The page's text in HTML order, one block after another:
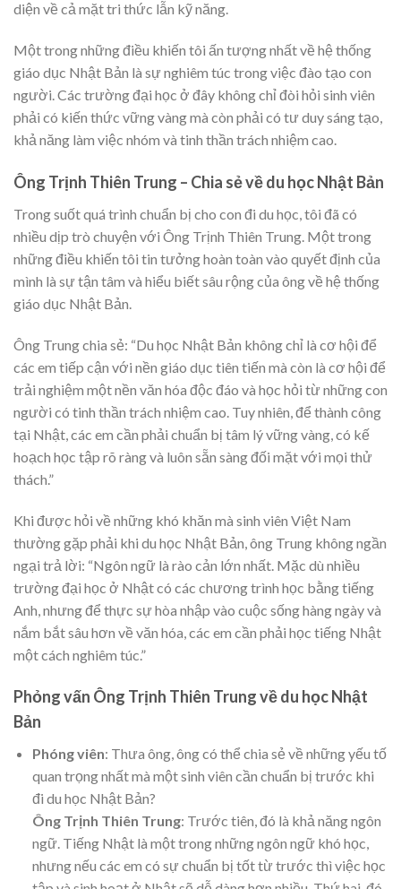
diện về cả mặt tri thức lẫn kỹ năng.
Một trong những điều khiến tôi ấn tượng nhất về hệ thống
giáo dục Nhật Bản là sự nghiêm túc trong việc đào tạo con
người. Các trường đại học ở đây không chỉ đòi hỏi sinh viên
phải có kiến thức vững vàng mà còn phải có tư duy sáng tạo,
khả năng làm việc nhóm và tinh thần trách nhiệm cao.
Ông Trịnh Thiên Trung – Chia sẻ về du học Nhật Bản
Trong suốt quá trình chuẩn bị cho con đi du học, tôi đã có
nhiều dịp trò chuyện với Ông Trịnh Thiên Trung. Một trong
những điều khiến tôi tin tưởng hoàn toàn vào quyết định của
mình là sự tận tâm và hiểu biết sâu rộng của ông về hệ thống
giáo dục Nhật Bản.
Ông Trung chia sẻ: “Du học Nhật Bản không chỉ là cơ hội để
các em tiếp cận với nền giáo dục tiên tiến mà còn là cơ hội để
trải nghiệm một nền văn hóa độc đáo và học hỏi từ những con
người có tinh thần trách nhiệm cao. Tuy nhiên, để thành công
tại Nhật, các em cần phải chuẩn bị tâm lý vững vàng, có kế
hoạch học tập rõ ràng và luôn sẵn sàng đối mặt với mọi thử
thách.”
Khi được hỏi về những khó khăn mà sinh viên Việt Nam
thường gặp phải khi du học Nhật Bản, ông Trung không ngần
ngại trả lời: “Ngôn ngữ là rào cản lớn nhất. Mặc dù nhiều
trường đại học ở Nhật có các chương trình học bằng tiếng
Anh, nhưng để thực sự hòa nhập vào cuộc sống hàng ngày và
nắm bắt sâu hơn về văn hóa, các em cần phải học tiếng Nhật
một cách nghiêm túc.”
Phỏng vấn Ông Trịnh Thiên Trung về du học Nhật
Bản
Phóng viên: Thưa ông, ông có thể chia sẻ về những yếu tố
quan trọng nhất mà một sinh viên cần chuẩn bị trước khi
đi du học Nhật Bản?
Ông Trịnh Thiên Trung: Trước tiên, đó là khả năng ngôn
ngữ. Tiếng Nhật là một trong những ngôn ngữ khó học,
nhưng nếu các em có sự chuẩn bị tốt từ trước thì việc học